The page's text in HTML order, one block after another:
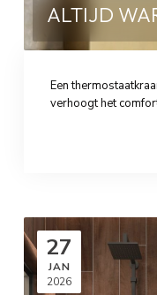
ALTIJD
Een
verhoogt het
27
JAN
2026